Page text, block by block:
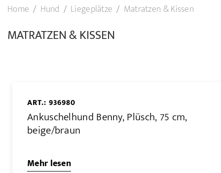
Home Hund Liegeplätze Matratzen & Kissen
MATRATZEN & KISSEN
ART.: 936980
Ankuschelhund Benny, Plüsch, 75 cm,
beige/braun
Mehr lesen